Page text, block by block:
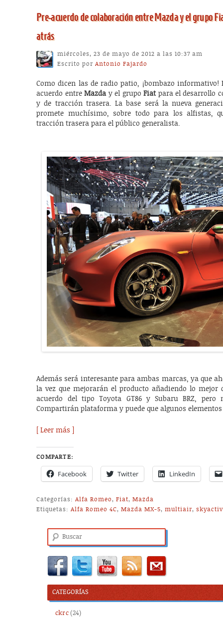
Pre-acuerdo de colaboración entre Mazda y el grupo
atrás
miércoles, 23 de mayo de 2012 a las 10:37 am
Escrito porAntonio Fajardo
Como dicen las de radio patio, ¡bombazo
acuerdo entreMazda y el grupoFiatpara el desarrollo
y de tracción trasera. La base será la nueva
promete muchísimo, sobre todo para los alfistas,
tracción trasera para el público generalista.
Además será interesante para ambas marcas, ya que
la vez que mejorarán el producto añadiendo lo mejor
acuerdo del tipo Toyota GT86 y Subaru BRZ,
Compartirán plataforma y puede que algunos
[ Leer más ]
COMPARTE:
Facebook Twitter LinkedIn
Categorías: Alfa Romeo,Fiat,Mazda
Etiquetas: Alfa Romeo 4C,Mazda MX-5,multiair,skyactiv
Buscar
CATEGORÍAS
ckrc(24)